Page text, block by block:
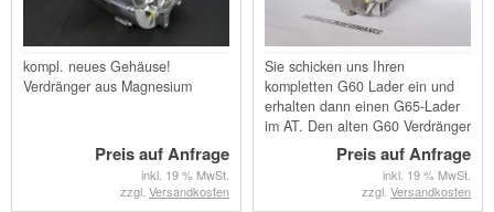
kompl. neues Gehäuse!
Verdränger aus Magnesium
Preis auf Anfrage
inkl. 19 % MwSt.
zzgl. Versandkosten
Sie schicken uns Ihren
kompletten G60 Lader ein und
erhalten dann einen G65-Lader
im AT. Den alten G60 Verdränger
erhalten Sie ebenfalls zurück.
Ausführung mit MAGNESIUM -
Preis auf Anfrage
inkl. 19 % MwSt.
zzgl. Versandkosten